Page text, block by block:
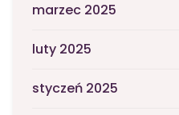
marzec 2025
luty 2025
styczeń 2025